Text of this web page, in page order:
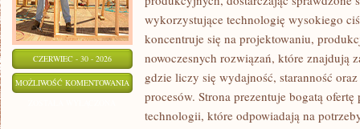
CZERWIEC - 30 - 2026
MOŻLIWOŚĆ KOMENTOWANIA BEZPIECZEŃSTWO
NORMY
wykorzystujące technologię wysokiego
koncentruje się na projektowaniu,
nowoczesnych rozwiązań, które znajdują
gdzie liczy się wydajność, staranność
procesów. Strona prezentuje bogatą ofertę
technologii, które odpowiadają na